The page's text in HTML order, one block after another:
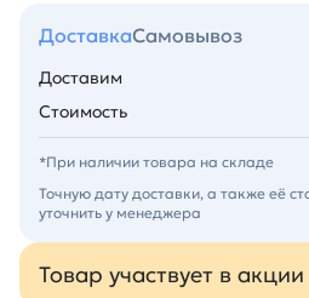
ДоставкаСамовывоз
Доставим
Стоимость
*При наличии товара на складе
Точную дату доставки, а также её
уточнить у менеджера
Товар участвует в акции